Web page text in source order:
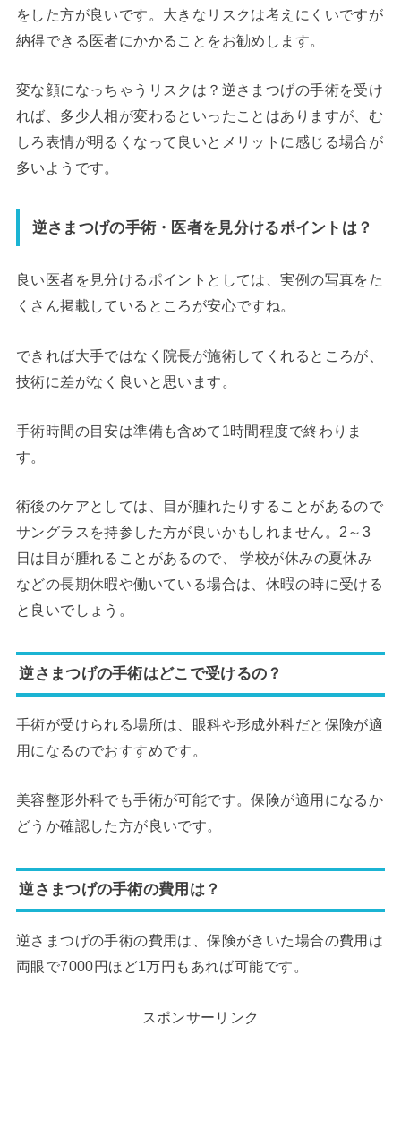
をした方が良いです。大きなリスクは考えにくいですが
納得できる医者にかかることをお勧めします。
変な顔になっちゃうリスクは？逆さまつげの手術を受け
れば、多少人相が変わるといったことはありますが、む
しろ表情が明るくなって良いとメリットに感じる場合が
多いようです。
逆さまつげの手術・医者を見分けるポイントは？
良い医者を見分けるポイントとしては、実例の写真をた
くさん掲載しているところが安心ですね。
できれば大手ではなく院長が施術してくれるところが、
技術に差がなく良いと思います。
手術時間の目安は準備も含めて1時間程度で終わりま
す。
術後のケアとしては、目が腫れたりすることがあるので
サングラスを持参した方が良いかもしれません。2～3
日は目が腫れることがあるので、 学校が休みの夏休み
などの長期休暇や働いている場合は、休暇の時に受ける
と良いでしょう。
逆さまつげの手術はどこで受けるの？
手術が受けられる場所は、眼科や形成外科だと保険が適
用になるのでおすすめです。
美容整形外科でも手術が可能です。保険が適用になるか
どうか確認した方が良いです。
逆さまつげの手術の費用は？
逆さまつげの手術の費用は、保険がきいた場合の費用は
両眼で7000円ほど1万円もあれば可能です。
スポンサーリンク